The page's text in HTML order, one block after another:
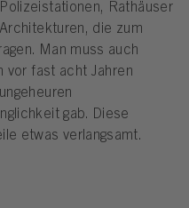
Rathäuser
die zum
Man muss auch
vor fast acht Jahren
gab. Diese
etwas verlangsamt.